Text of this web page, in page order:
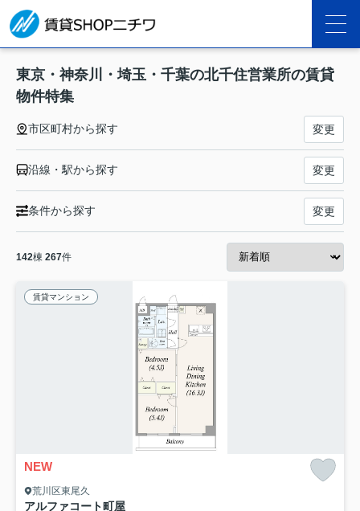
東京・神奈川・埼玉・千葉の北千住営業所の賃貸
物件特集
市区町村から探す 変更
沿線・駅から探す 変更
条件から探す 変更
142棟 267件
賃貸マンション
NEW
荒川区東尾久
アルファコート町屋